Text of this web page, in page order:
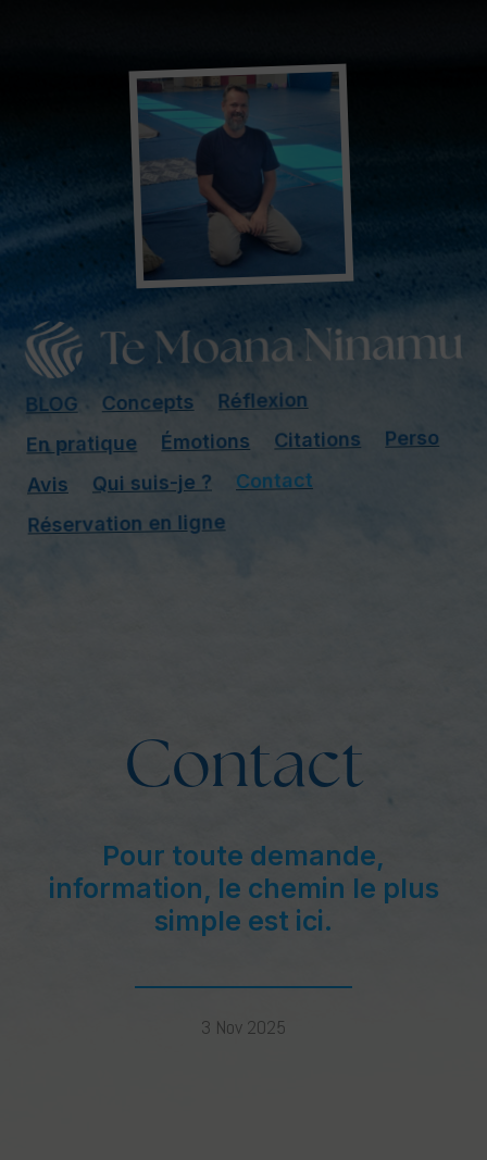
BLOG Concepts Réflexion
En pratique Émotions Citations Perso
Avis Qui suis-je ? Contact
Réservation en ligne
Contact
Pour toute demande,
information, le chemin le plus
simple est ici.
3 Nov 2025